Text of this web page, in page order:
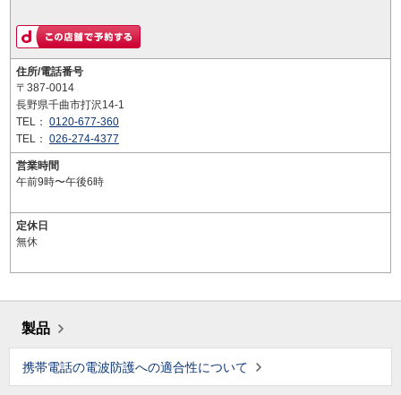
住所/電話番号
〒387-0014
長野県千曲市打沢14-1
TEL： 0120-677-360
TEL： 026-274-4377
営業時間
午前9時〜午後6時
定休日
無休
製品
携帯電話の電波防護への適合性について